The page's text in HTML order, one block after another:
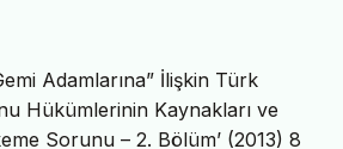
Adamlarına” İlişkin Türk
Hükümlerinin Kaynakları ve
Sorunu – 2. Bölüm’ (2013) 8